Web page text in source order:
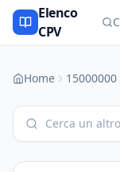
Elenco
CPV
Home 15000000